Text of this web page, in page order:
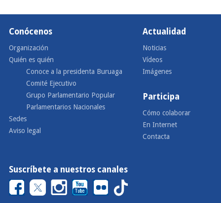
Conócenos
Organización
Quién es quién
Conoce a la presidenta Buruaga
Comité Ejecutivo
Grupo Parlamentario Popular
Parlamentarios Nacionales
Sedes
Aviso legal
Actualidad
Noticias
Vídeos
Imágenes
Participa
Cómo colaborar
En Internet
Contacta
Suscríbete a nuestros canales